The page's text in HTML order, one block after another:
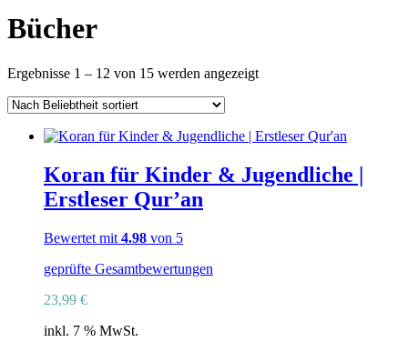
Bücher
Ergebnisse 1 – 12 von 15 werden angezeigtNach
Koran für Kinder & Jugendliche |
Erstleser Qur’an
Bewertet mit 4.98 von 5
geprüfte Gesamtbewertungen
23,99 €
inkl. 7 % MwSt.